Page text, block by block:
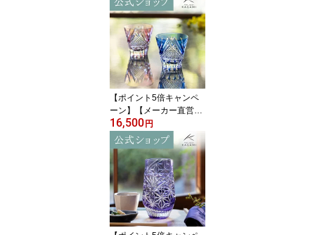
【ポイント5倍キャンペ
ーン】【メーカー直営
店】江戸切子 カガミクリ
スタルKAGAMI TPS615-
2950-AB＜富士＞ペア グ
ラス 冷酒杯 赤 青ギフト
ラッピング無料 結婚祝
内祝 贈答品 送別品父の
日 母の日 敬老の日 誕生
日プレゼント
16,500円